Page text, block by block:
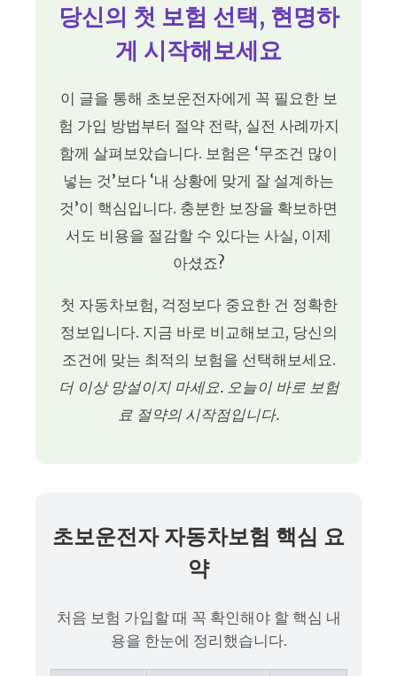
당신의 첫 보험 선택, 현명하
게 시작해보세요
이 글을 통해 초보운전자에게 꼭 필요한 보
험 가입 방법부터 절약 전략, 실전 사례까지
함께 살펴보았습니다. 보험은 ‘무조건 많이
넣는 것’보다 ‘내 상황에 맞게 잘 설계하는
것’이 핵심입니다. 충분한 보장을 확보하면
서도 비용을 절감할 수 있다는 사실, 이제
아셨죠?
첫 자동차보험, 걱정보다 중요한 건 정확한
정보입니다. 지금 바로 비교해보고, 당신의
조건에 맞는 최적의 보험을 선택해보세요.
더 이상 망설이지 마세요. 오늘이 바로 보험
료 절약의 시작점입니다.
초보운전자 자동차보험 핵심 요
약
처음 보험 가입할 때 꼭 확인해야 할 핵심 내
용을 한눈에 정리했습니다.